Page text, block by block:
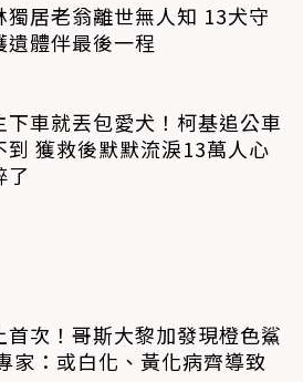
獨居老翁離世無人知 13犬守
遺體伴最後一程
下車就丟包愛犬！柯基追公車
到 獲救後默默流淚13萬人心
了
首次！哥斯大黎加發現橙色鯊
家：或白化、黃化病齊導致